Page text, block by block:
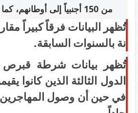
من 150 أجنبياً إلى أوطانهم، كما ورد في منشور للشرطة ذي صلة.
تُظهر البيانات فرقاً كبيراً مقار
نة بالسنوات السابقة.
تُظهر بيانات شرطة قبرص
الدول الثالثة الذين
في حين أن وصول المهاجرين